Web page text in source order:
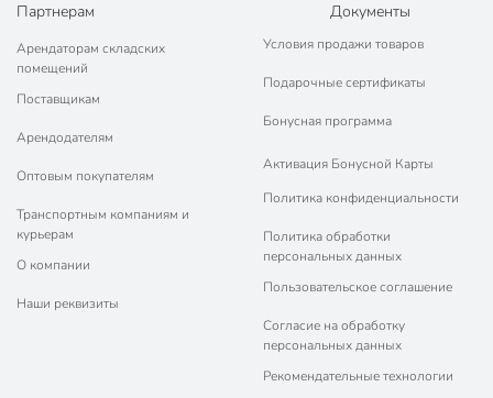
Партнерам
Арендаторам складских
помещений
Поставщикам
Арендодателям
Оптовым покупателям
Транспортным компаниям и
курьерам
О компании
Наши реквизиты
Документы
Условия продажи товаров
Подарочные сертификаты
Бонусная программа
Активация Бонусной Карты
Политика конфиденциальности
Политика обработки
персональных данных
Пользовательское соглашение
Согласие на обработку
персональных данных
Рекомендательные технологии